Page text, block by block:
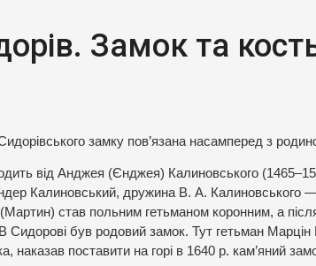
Замок та
Сидорівського замку пов’язана насамперед з
від Анджея (Єнджея) Калиновського
Калиновський, дружина В. А. Калиновcького
став польним гетьманом коронним, а
Сидорові був родовий замок. Тут гетьман Марцін
наказав поставити на горі в 1640 р. кам’яний